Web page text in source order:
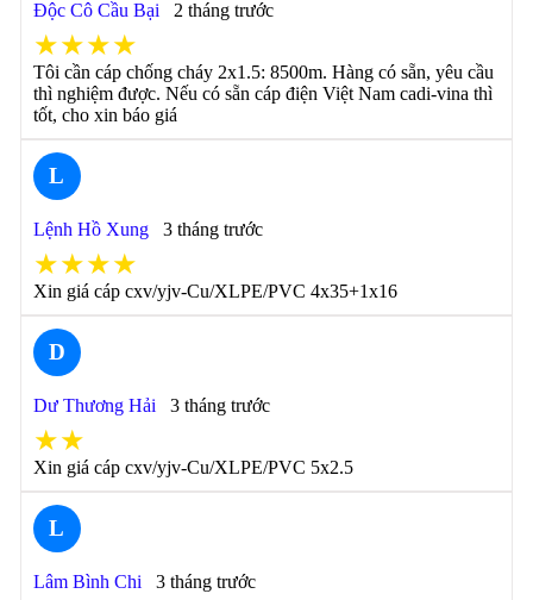
Độc Cô Cầu Bại 2 tháng trước
★★★★
Tôi cần cáp chống cháy 2x1.5: 8500m. Hàng có sẵn, yêu cầu
thì nghiệm được. Nếu có sẵn cáp điện Việt Nam cadi-vina thì
tốt, cho xin báo giá
L
Lệnh Hồ Xung 3 tháng trước
★★★★
Xin giá cáp cxv/yjv-Cu/XLPE/PVC 4x35+1x16
D
Dư Thương Hải 3 tháng trước
★★
Xin giá cáp cxv/yjv-Cu/XLPE/PVC 5x2.5
L
Lâm Bình Chi 3 tháng trước